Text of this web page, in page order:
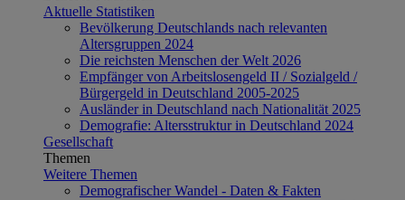
Aktuelle Statistiken
Bevölkerung Deutschlands nach relevanten
Altersgruppen 2024
Die reichsten Menschen der Welt 2026
Empfänger von Arbeitslosengeld II / Sozialgeld /
Bürgergeld in Deutschland 2005-2025
Ausländer in Deutschland nach Nationalität 2025
Demografie: Altersstruktur in Deutschland 2024
Gesellschaft
Themen
Weitere Themen
Demografischer Wandel - Daten & Fakten